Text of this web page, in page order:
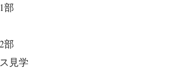
部
部
見学